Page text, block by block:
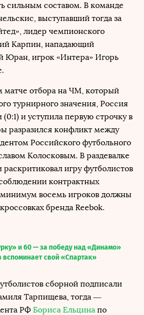
сильным составом. В команде
выступавший тогда за
лидер чемпионского
Карпин, нападающий
Юран, игрок «Интера» Игорь
матче отбора на ЧМ, который
турнирного значения, Россия
и уступила первую строчку в
разразился конфликт между
Российского футбольного
Колосковым. В раздевалке
раскритиковал игру футболистов
контрактных
минимум восемь игроков должны
бренда Reebok.
и 60 — за победу над «Динамо»
свой «Спартак»
сборной подписали
Тарпищева, тогда —
РФ Бориса Ельцина по